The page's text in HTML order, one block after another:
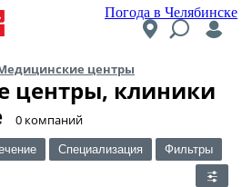
Погода в Челябинске
центры
центры, клиники
​0 компаний
Специализация Фильтры